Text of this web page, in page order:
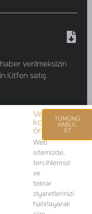
haber verilmeksizin
lütfen satış
Veri
korumasını
önemsiyoruz.
Web
sitemizde,
tercihlerinizi
ve
tekrar
ziyaretlerinizi
hatırlayarak
TÜMÜNÜ
KABUL
ET